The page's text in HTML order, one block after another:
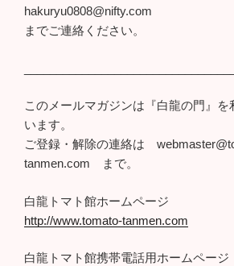
hakuryu0808@nifty.com
までご連絡ください。
このメールマガジンは『白龍の門』を
います。
ご登録・解除の連絡は
tanmen.com まで。
白龍トマト館ホームページ
http://www.tomato-tanmen.com
白龍トマト館携帯電話用ホームページ